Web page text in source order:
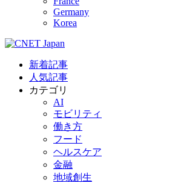
Germany
Korea
新着記事
人気記事
カテゴリ
AI
モビリティ
働き方
フード
ヘルスケア
金融
地域創生